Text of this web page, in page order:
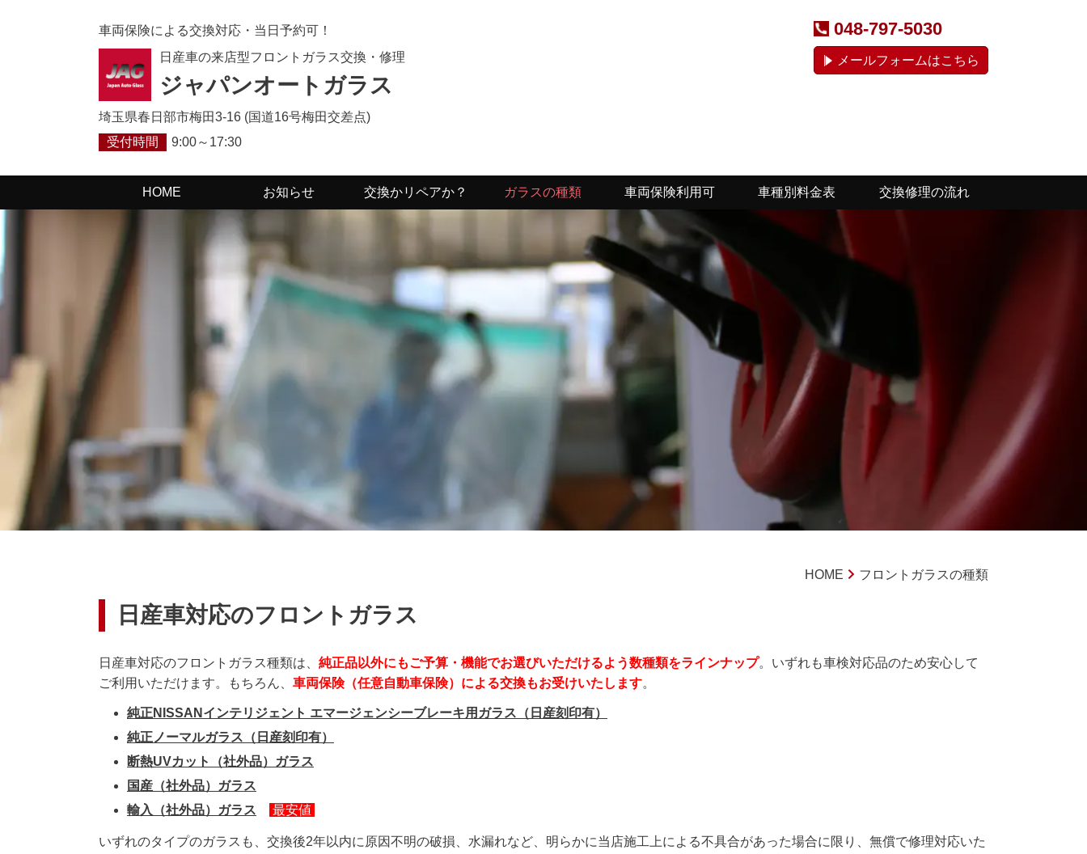
車両保険による交換対応・当日予約可！
日産車の来店型フロントガラス交換・修理
ジャパンオートガラス
埼玉県春日部市梅田3-16 (国道16号梅田交差点)
受付時間
9:00～17:30
048-797-5030
メールフォームはこちら
HOME お知らせ 交換かリペアか？ ガラスの種類 車両保険利用可 車種別料金表 交換修理の流れ
HOME フロントガラスの種類
日産車対応のフロントガラス
日産車対応のフロントガラス種類は、 純正品以外にもご予算・機能でお選びいただけるよう数種類をラインナップ。いずれも車検対応品のため安心して
ご利用いただけます。もちろん、 車両保険（任意自動車保険）による交換もお受けいたします。
純正NISSANインテリジェント エマージェンシーブレーキ用ガラス（日産刻印有）
純正ノーマルガラス（日産刻印有）
断熱UVカット（社外品）ガラス
国産（社外品）ガラス
輸入（社外品）ガラス
最安値
いずれのタイプのガラスも、交換後2年以内に原因不明の破損、水漏れなど、明らかに当店施工上による不具合があった場合に限り、無償で修理対応いた